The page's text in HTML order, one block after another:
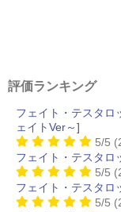
評価ランキング
フェイト・テスタロ
ェイトVer～]
5/5
フェイト・テスタロ
5/5
フェイト・テスタロ
5/5